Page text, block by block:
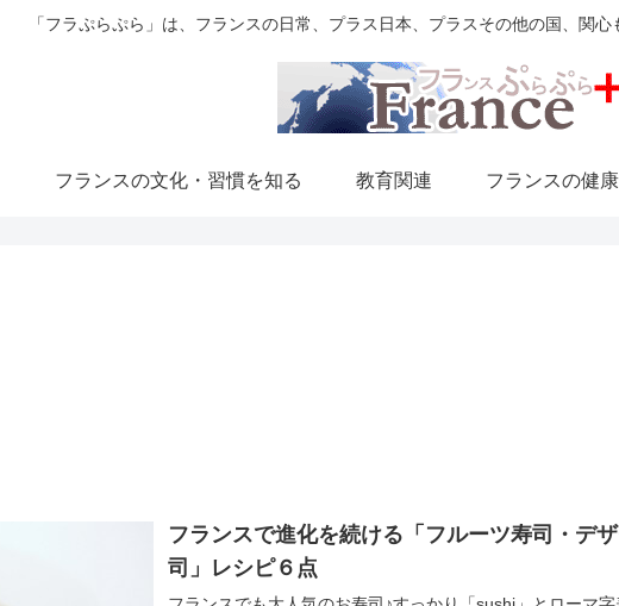
「フラぷらぷら」は、フランスの日常、プラス日本、プラスその他の国、関
フランスの文化・習慣を知る 教育関連 フランスの健
フランスで進化を続ける「フルーツ寿司・デ
司」レシピ６点